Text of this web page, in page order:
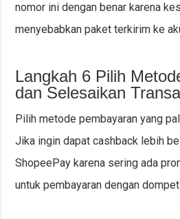
nomor ini dengan benar karena
menyebabkan paket terkirim ke
Langkah 6 Pilih
dan Selesaikan
Pilih metode pembayaran yang
Jika ingin dapat cashback lebih
ShopeePay karena sering ada
untuk pembayaran dengan